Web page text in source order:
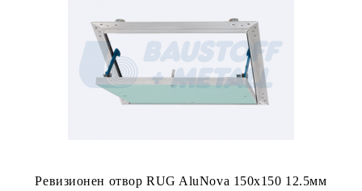
Ревизионен отвор RUG AluNova 150x150 12.5мм